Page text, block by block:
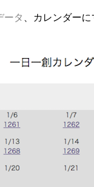
ータ、カレンダー